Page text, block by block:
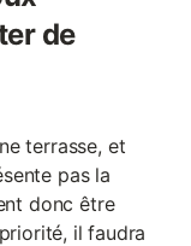
de
terrasse, et
pas la
donc être
il faudra